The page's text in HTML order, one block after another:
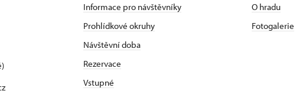
Informace pro návštěvníky
Prohlídkové okruhy
Návštěvní doba
Rezervace
Vstupné
O hradu
Fotogalerie